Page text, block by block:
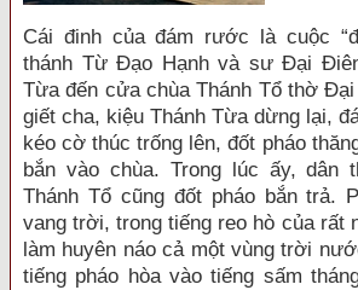
Cái đinh của đám rước là cuộc
thánh Từ Đạo Hạnh và sư Đại
Từa đến cửa chùa Thánh Tổ thờ
giết cha, kiệu Thánh Từa dừng lại,
kéo cờ thúc trống lên, đốt pháo
bắn vào chùa. Trong lúc ấy, dân
Thánh Tổ cũng đốt pháo bắn trả.
vang trời, trong tiếng reo hò của rất
làm huyên náo cả một vùng trời
tiếng pháo hòa vào tiếng sấm